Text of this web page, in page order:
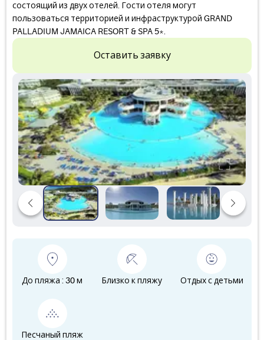
состоящий из двух отелей. Гости отеля могут
пользоваться территорией и инфраструктурой GRAND
PALLADIUM JAMAICA RESORT & SPA 5*.
Оставить заявку
До пляжа : 30 м Близко к пляжу Отдых с детьми
Песчаный пляж